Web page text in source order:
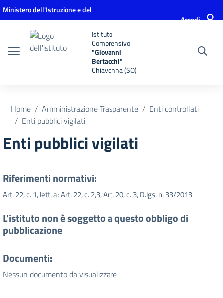
Vai ai contenuti
Vai al menu di navigazione
Vai al footer
Ministero dell'Istruzione e del
Accedi
Istituto
Comprensivo
"Giovanni
Bertacchi"
Chiavenna (SO)
Home Amministrazione Trasparente
Enti controllati
Enti pubblici vigilati
Enti pubblici vigilati
Riferimenti normativi:
Art. 22, c. 1, lett. a; Art. 22, c. 2,3, Art. 20, c. 3, D.lgs. n. 33/2013
L'istituto non è soggetto a questo obbligo di
pubblicazione
Documenti:
Nessun documento da visualizzare